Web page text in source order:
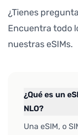
¿Tienes
Encuentra todo
nuestras eSIMs.
¿Qué es un
NLO?
Una eSIM, o